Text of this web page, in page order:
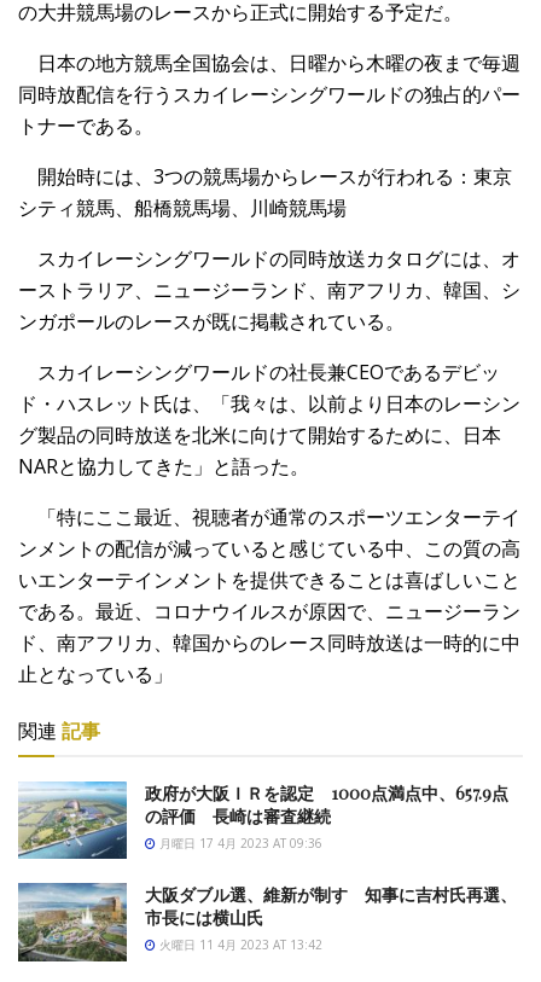
の大井競馬場のレースから正式に開始する予定だ。
日本の地方競馬全国協会は、日曜から木曜の夜まで毎週
同時放配信を行うスカイレーシングワールドの独占的パー
トナーである。
開始時には、3つの競馬場からレースが行われる：東京
シティ競馬、船橋競馬場、川崎競馬場
スカイレーシングワールドの同時放送カタログには、オ
ーストラリア、ニュージーランド、南アフリカ、韓国、シ
ンガポールのレースが既に掲載されている。
スカイレーシングワールドの社長兼CEOであるデビッ
ド・ ハスレット氏は、「我々は、 以前より日本のレーシン
グ製品の同時放送を北米に向けて開始するために、日本
NARと協力してきた」と語った。
「特にここ最近、 視聴者が通常のスポーツエンターテイ
ンメントの配信が減っていると感じている中、 この質の高
いエンターテインメントを提供できることは喜ばしいこと
である。最近、コロナウイルスが原因で、ニュージーラン
ド、 南アフリカ、 韓国からのレース同時放送は一時的に中
止となっている」
関連 記事
政府が大阪ＩＲを認定 1000点満点中、657.9点
の評価 長崎は審査継続
月曜日 17 4月 2023 AT 09:36
大阪ダブル選、維新が制す 知事に吉村氏再選、
市長には横山氏
火曜日 11 4月 2023 AT 13:42